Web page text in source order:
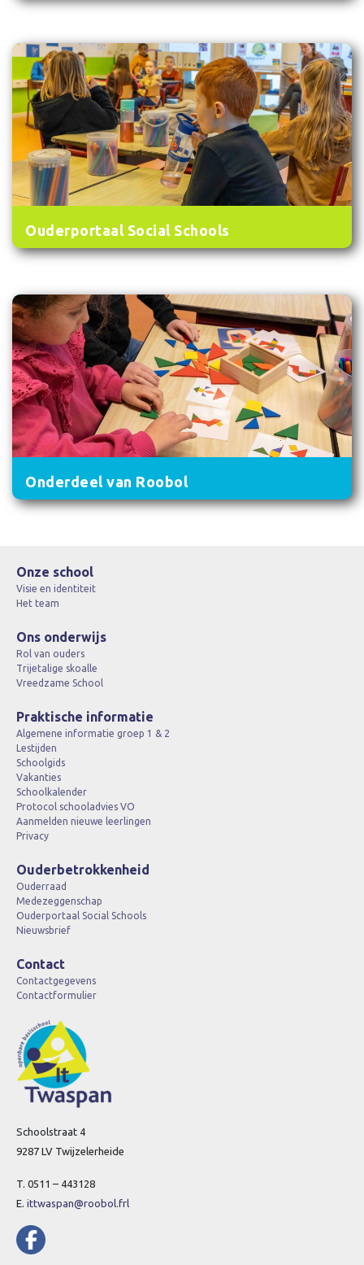
Ouderportaal Social Schools
Onderdeel van Roobol
Onze school
Visie en identiteit
Het team
Ons onderwijs
Rol van ouders
Trijetalige skoalle
Vreedzame School
Praktische informatie
Algemene informatie groep 1 & 2
Lestijden
Schoolgids
Vakanties
Schoolkalender
Protocol schooladvies VO
Aanmelden nieuwe leerlingen
Privacy
Ouderbetrokkenheid
Ouderraad
Medezeggenschap
Ouderportaal Social Schools
Nieuwsbrief
Contact
Contactgegevens
Contactformulier
Schoolstraat 4
9287 LV Twijzelerheide
T. 0511 – 443128
E. ittwaspan@roobol.frl